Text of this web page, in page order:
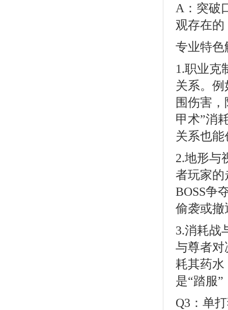
A：突破
观存在
专业特色
1.职业克
关系。例
围伤害
甲术”消
关系也
2.地形与
者玩家的
BOSS争
偷袭或撤
3.消耗战
与尊者对
耗其药水
是“踏服
Q3：单